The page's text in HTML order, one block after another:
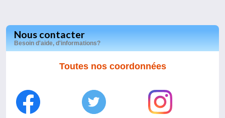
Nous contacter
Besoin d'aide, d'informations?
Toutes nos coordonnées